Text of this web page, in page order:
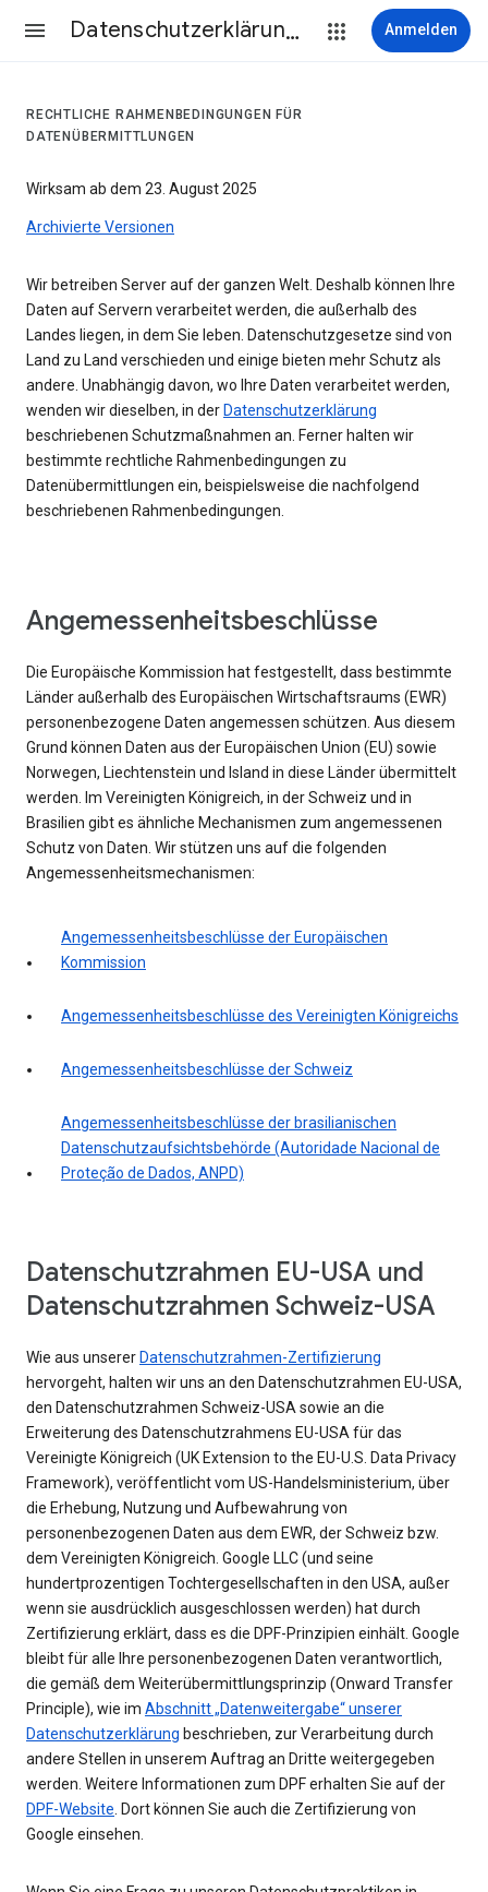
Datenschutzerklärung & Nutzungsbedingungen Anmelden
RECHTLICHE RAHMENBEDINGUNGEN FÜR
DATENÜBERMITTLUNGEN
Wirksam ab dem 23. August 2025
Archivierte Versionen
Wir betreiben Server auf der ganzen Welt. Deshalb können Ihre
Daten auf Servern verarbeitet werden, die außerhalb des
Landes liegen, in dem Sie leben. Datenschutzgesetze sind von
Land zu Land verschieden und einige bieten mehr Schutz als
andere. Unabhängig davon, wo Ihre Daten verarbeitet werden,
wenden wir dieselben, in der Datenschutzerklärung
beschriebenen Schutzmaßnahmen an. Ferner halten wir
bestimmte rechtliche Rahmenbedingungen zu
Datenübermittlungen ein, beispielsweise die nachfolgend
beschriebenen Rahmenbedingungen.
Angemessenheitsbeschlüsse
Die Europäische Kommission hat festgestellt, dass bestimmte
Länder außerhalb des Europäischen Wirtschaftsraums (EWR)
personenbezogene Daten angemessen schützen. Aus diesem
Grund können Daten aus der Europäischen Union (EU) sowie
Norwegen, Liechtenstein und Island in diese Länder übermittelt
werden. Im Vereinigten Königreich, in der Schweiz und in
Brasilien gibt es ähnliche Mechanismen zum angemessenen
Schutz von Daten. Wir stützen uns auf die folgenden
Angemessenheitsmechanismen:
Angemessenheitsbeschlüsse der Europäischen
Kommission
Angemessenheitsbeschlüsse des Vereinigten Königreichs
Angemessenheitsbeschlüsse der Schweiz
Angemessenheitsbeschlüsse der brasilianischen
Datenschutzaufsichtsbehörde (Autoridade Nacional de
Proteção de Dados, ANPD)
Datenschutzrahmen EU-USA und
Datenschutzrahmen Schweiz-USA
Wie aus unserer Datenschutzrahmen-Zertifizierung
hervorgeht, halten wir uns an den Datenschutzrahmen EU-USA,
den Datenschutzrahmen Schweiz-USA sowie an die
Erweiterung des Datenschutzrahmens EU-USA für das
Vereinigte Königreich (UK Extension to the EU-U.S. Data Privacy
Framework), veröffentlicht vom US-Handelsministerium, über
die Erhebung, Nutzung und Aufbewahrung von
personenbezogenen Daten aus dem EWR, der Schweiz bzw.
dem Vereinigten Königreich. Google LLC (und seine
hundertprozentigen Tochtergesellschaften in den USA, außer
wenn sie ausdrücklich ausgeschlossen werden) hat durch
Zertifizierung erklärt, dass es die DPF-Prinzipien einhält. Google
bleibt für alle Ihre personenbezogenen Daten verantwortlich,
die gemäß dem Weiterübermittlungsprinzip (Onward Transfer
Principle), wie im Abschnitt „Datenweitergabe“ unserer
Datenschutzerklärung beschrieben, zur Verarbeitung durch
andere Stellen in unserem Auftrag an Dritte weitergegeben
werden. Weitere Informationen zum DPF erhalten Sie auf der
DPF-Website. Dort können Sie auch die Zertifizierung von
Google einsehen.